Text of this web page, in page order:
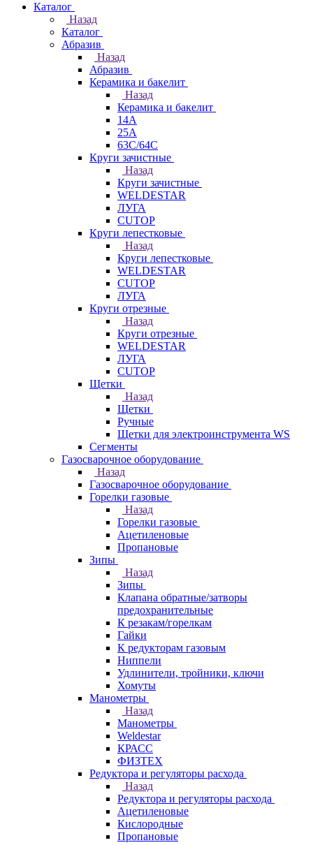
Каталог
Назад
Каталог
Абразив
Назад
Абразив
Керамика и бакелит
Назад
Керамика и бакелит
14А
25А
63С/64С
Круги зачистные
Назад
Круги зачистные
WELDESTAR
ЛУГА
CUTOP
Круги лепестковые
Назад
Круги лепестковые
WELDESTAR
CUTOP
ЛУГА
Круги отрезные
Назад
Круги отрезные
WELDESTAR
ЛУГА
CUTOP
Щетки
Назад
Щетки
Ручные
Щетки для электроинструмента WS
Сегменты
Газосварочное оборудование
Назад
Газосварочное оборудование
Горелки газовые
Назад
Горелки газовые
Ацетиленовые
Пропановые
Зипы
Назад
Зипы
Клапана обратные/затворы
предохранительные
К резакам/горелкам
Гайки
К редукторам газовым
Ниппели
Удлинители, тройники, ключи
Хомуты
Манометры
Назад
Манометры
Weldestar
КРАСС
ФИЗТЕХ
Редуктора и регуляторы расхода
Назад
Редуктора и регуляторы расхода
Ацетиленовые
Кислородные
Пропановые